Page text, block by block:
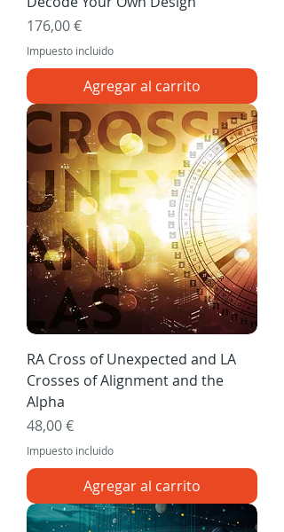
Precio
176,00 €
Impuesto incluido
Agregar al carrito
RA Cross of Unexpected and LA
Crosses of Alignment and the
Alpha
Precio
48,00 €
Impuesto incluido
Agregar al carrito